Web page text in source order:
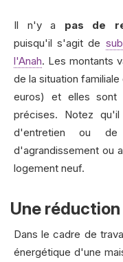
Il n'y a pas de
puisqu'il s'agit de
l'Anah. Les montants
de la situation
euros) et elles sont
précises. Notez
d'entretien ou
d'agrandissement ou
logement neuf.
Une réduction
Dans le cadre de
énergétique d'une